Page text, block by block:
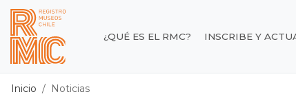
Contenido principal
Registro de
¿QUÉ ES EL RMC? INSCRIBE Y
Inicio Noticias